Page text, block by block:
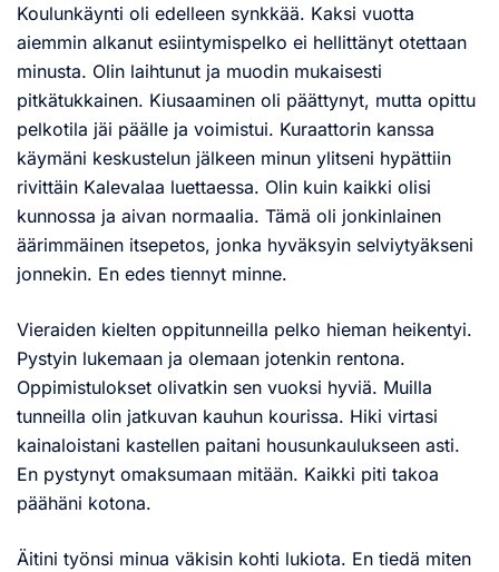
Koulunkäynti oli edelleen synkkää. Kaksi vuotta
aiemmin alkanut esiintymispelko ei hellittänyt otettaan
minusta. Olin laihtunut ja muodin mukaisesti
pitkätukkainen. Kiusaaminen oli päättynyt, mutta opittu
pelkotila jäi päälle ja voimistui. Kuraattorin kanssa
käymäni keskustelun jälkeen minun ylitseni hypättiin
rivittäin Kalevalaa luettaessa. Olin kuin kaikki olisi
kunnossa ja aivan normaalia. Tämä oli jonkinlainen
äärimmäinen itsepetos, jonka hyväksyin selviytyäkseni
jonnekin. En edes tiennyt minne.
Vieraiden kielten oppitunneilla pelko hieman heikentyi.
Pystyin lukemaan ja olemaan jotenkin rentona.
Oppimistulokset olivatkin sen vuoksi hyviä. Muilla
tunneilla olin jatkuvan kauhun kourissa. Hiki virtasi
kainaloistani kastellen paitani housunkaulukseen asti.
En pystynyt omaksumaan mitään. Kaikki piti takoa
päähäni kotona.
Äitini työnsi minua väkisin kohti lukiota. En tiedä miten